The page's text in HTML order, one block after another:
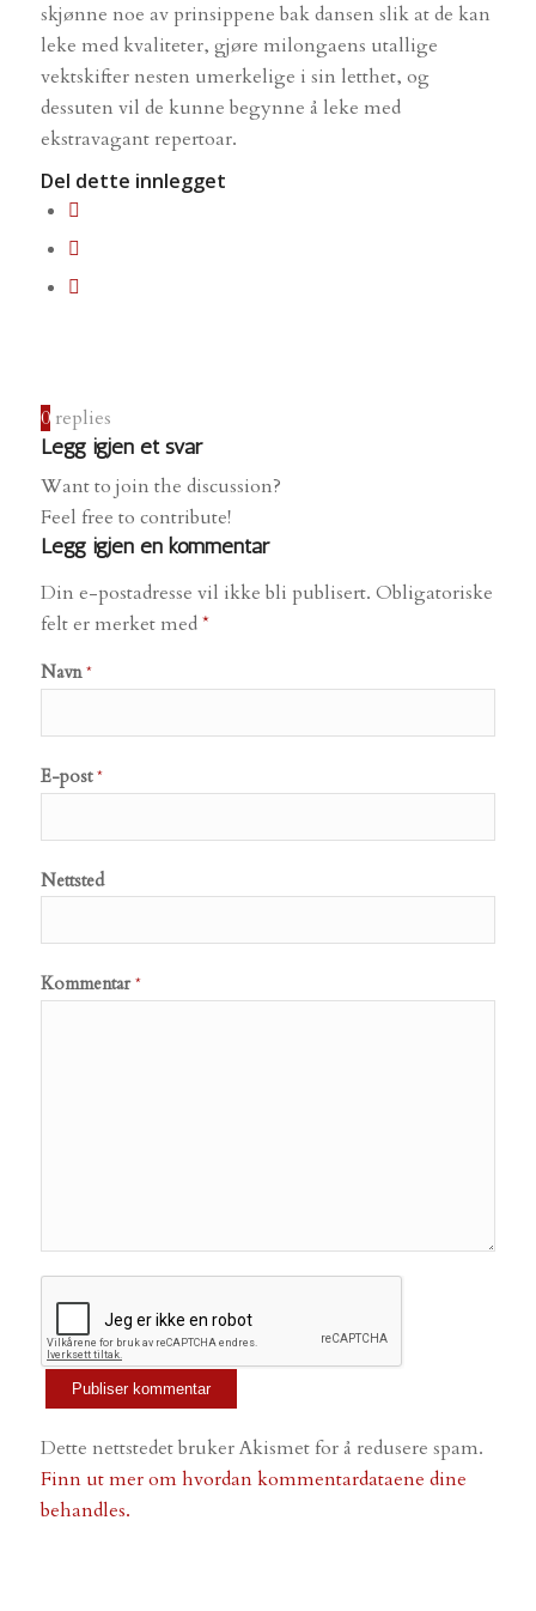
skjønne noe av prinsippene bak dansen slik at de kan
leke med kvaliteter, gjøre milongaens utallige
vektskifter nesten umerkelige i sin letthet, og
dessuten vil de kunne begynne å leke med
ekstravagant repertoar.
Del dette innlegget
0 replies
Legg igjen et svar
Want to join the discussion?
Feel free to contribute!
Legg igjen en kommentar
Din e-postadresse vil ikke bli publisert. Obligatoriske
felt er merket med*
Navn*
E-post*
Nettsted
Kommentar*
Dette nettstedet bruker Akismet for å redusere spam.
Finn ut mer om hvordan kommentardataene dine
behandles.